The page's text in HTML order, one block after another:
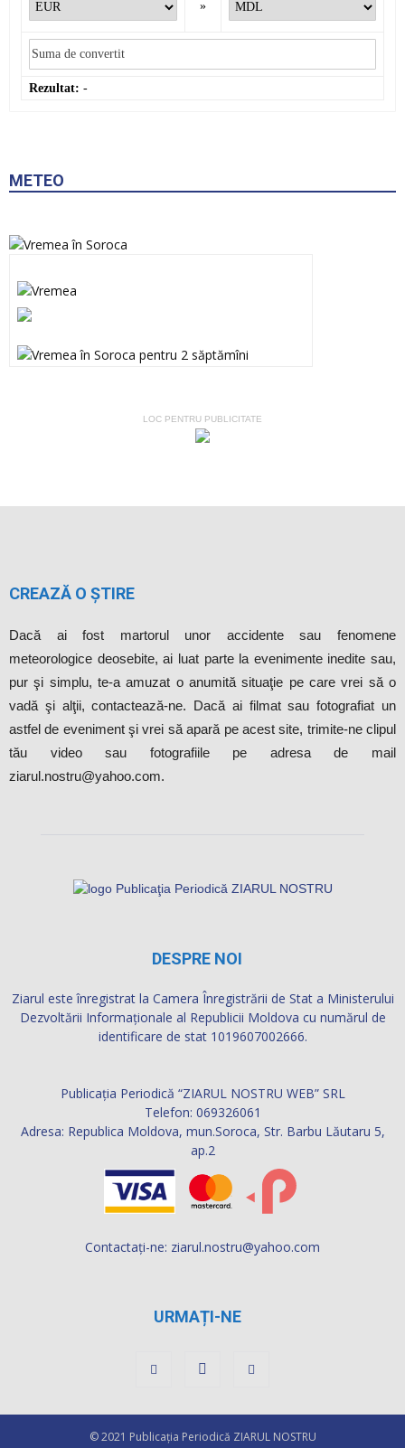
»
Rezultat: -
METEO
LOC PENTRU PUBLICITATE
CREAZĂ O ȘTIRE
Dacă ai fost martorul unor accidente sau fenomene
meteorologice deosebite, ai luat parte la evenimente inedite sau,
pur şi simplu, te-a amuzat o anumită situaţie pe care vrei să o
vadă şi alţii, contactează-ne. Dacă ai filmat sau fotografiat un
astfel de eveniment şi vrei să apară pe acest site, trimite-ne clipul
tău video sau fotografiile pe adresa de mail
ziarul.nostru@yahoo.com.
DESPRE NOI
Ziarul este înregistrat la Camera Înregistrării de Stat a Ministerului
Dezvoltării Informaţionale al Republicii Moldova cu numărul de
identificare de stat 1019607002666.
Publicația Periodică “ZIARUL NOSTRU WEB” SRL
Telefon: 069326061
Adresa: Republica Moldova, mun.Soroca, Str. Barbu Lăutaru 5,
ap.2
Contactați-ne: ziarul.nostru@yahoo.com
URMAȚI-NE
© 2021 Publicaţia Periodică ZIARUL NOSTRU